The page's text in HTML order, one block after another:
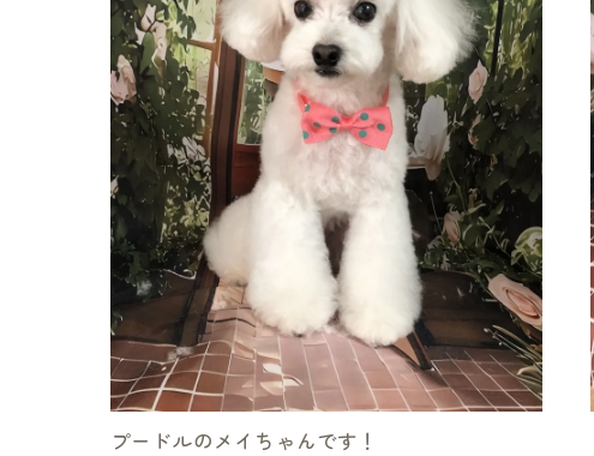
プードルのメイちゃんです！